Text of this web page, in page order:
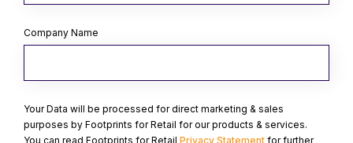
Company Name
Your Data will be processed for direct marketing & sales
purposes by Footprints for Retail for our products & services.
You can read Footprints for Retail Privacy Statement for further